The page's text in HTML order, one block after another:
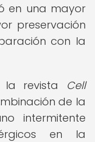
en una mayor
preservación
con la
la revista Cell
de la
intermitente
en la